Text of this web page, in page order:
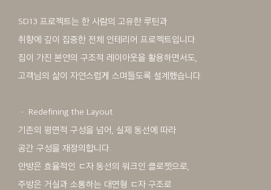
SD13 프로젝트는 한 사람의 고유한 루틴과
취향에 깊이 집중한 전체 인테리어 프로젝트입니다.
집이 가진 본연의 구조적 레이아웃을 활용하면서도,
고객님의 삶이 자연스럽게 스며들도록 설계했습니다.
ㆍ Redefining the Layout
기존의 평면적 구성을 넘어, 실제 동선에 따라
공간 구성을 재정의합니다.
안방은 효율적인 ㄷ자 동선의 워크인 클로젯으로,
주방은 거실과 소통하는 대면형 ㄷ자 구조로